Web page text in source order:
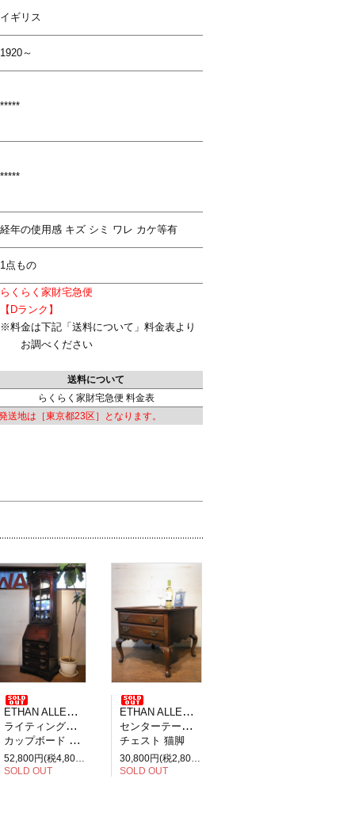
イギリス
1920～
*****
*****
経年の使用感 キズ シミ ワレ カケ等有
1点もの
らくらく家財宅急便
【Dランク】
※料金は下記「送料について」料金表より
お調べください
送料について
らくらく家財宅急便 料金表
送地は［東京都23区］となります。
ETHAN ALLEN イーセンアーレン
ライティングビューロー デスク
カップボード 飾り棚
52,800円(税4,800円)
SOLD OUT
ETHAN ALLEN イーセンアーレン
センターテーブル ローテーブル
チェスト 猫脚
30,800円(税2,800円)
SOLD OUT